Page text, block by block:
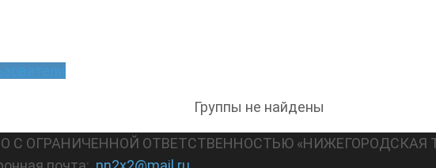
Группы не найдены
С ОГРАНИЧЕННОЙ ОТВЕТСТВЕННОСТЬЮ «НИЖЕГОРОДСКАЯ